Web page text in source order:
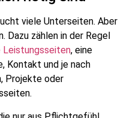
viele Unterseiten. Aber
zählen in der Regel
Leistungsseiten, eine
Kontakt und je nach
Projekte oder